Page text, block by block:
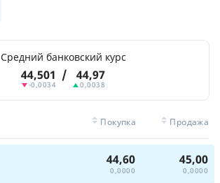
Средний банковский курс
44,501
-0,0034
/ 44,97
0,0038
Покупка Продажа
44,60
0,0000
45,00
0,0000